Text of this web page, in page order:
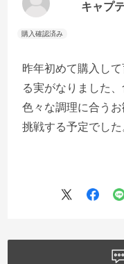
キャプ
昨年初めて購入し
る実がなりました
色々な調理に合う
挑戦する予定でした